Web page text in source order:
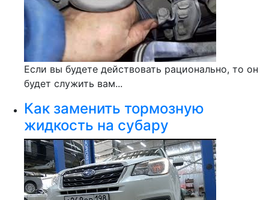
Если вы будете действовать рационально, то он
будет служить вам...
Как заменить тормозную
жидкость на субару